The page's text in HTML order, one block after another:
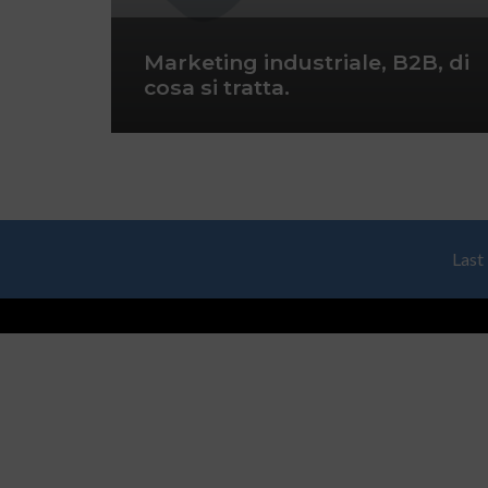
Marketing industriale, B2B, di
cosa si tratta.